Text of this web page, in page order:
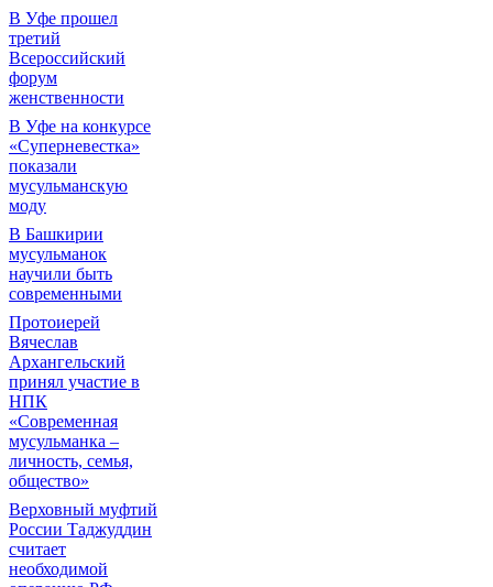
В Уфе прошел
третий
Всероссийский
форум
женственности
В Уфе на конкурсе
«Суперневестка»
показали
мусульманскую
моду
В Башкирии
мусульманок
научили быть
современными
Протоиерей
Вячеслав
Архангельский
принял участие в
НПК
«Современная
мусульманка –
личность, семья,
общество»
Верховный муфтий
России Таджуддин
считает
необходимой